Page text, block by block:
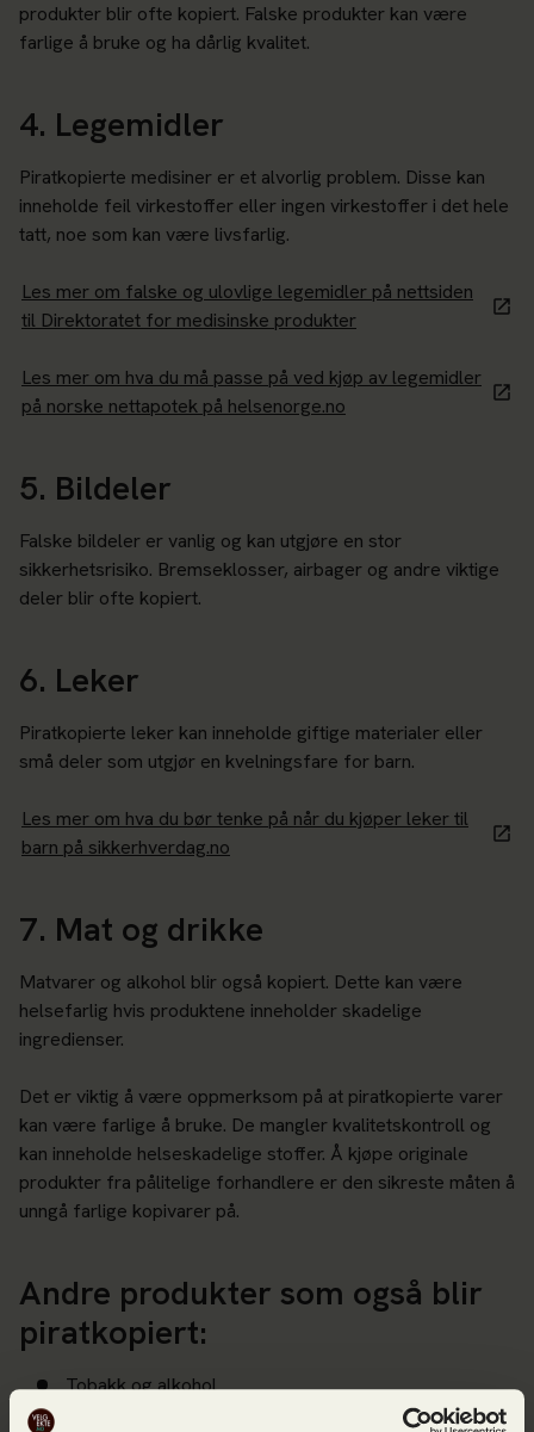
produkter blir ofte kopiert. Falske produkter kan være
farlige å bruke og ha dårlig kvalitet.
4. Legemidler
Piratkopierte medisiner er et alvorlig problem. Disse kan
inneholde feil virkestoffer eller ingen virkestoffer i det hele
tatt, noe som kan være livsfarlig.
Les mer om falske og ulovlige legemidler på nettsiden
til Direktoratet for medisinske produkter
Les mer om hva du må passe på ved kjøp av legemidler
på norske nettapotek på helsenorge.no
5. Bildeler
Falske bildeler er vanlig og kan utgjøre en stor
sikkerhetsrisiko. Bremseklosser, airbager og andre viktige
deler blir ofte kopiert.
6. Leker
Piratkopierte leker kan inneholde giftige materialer eller
små deler som utgjør en kvelningsfare for barn.
Les mer om hva du bør tenke på når du kjøper leker til
barn på sikkerhverdag.no
7. Mat og drikke
Matvarer og alkohol blir også kopiert. Dette kan være
helsefarlig hvis produktene inneholder skadelige
ingredienser.
Det er viktig å være oppmerksom på at piratkopierte varer
kan være farlige å bruke. De mangler kvalitetskontroll og
kan inneholde helseskadelige stoffer. Å kjøpe originale
produkter fra pålitelige forhandlere er den sikreste måten å
unngå farlige kopivarer på.
Andre produkter som også blir
piratkopiert:
Tobakk og alkohol